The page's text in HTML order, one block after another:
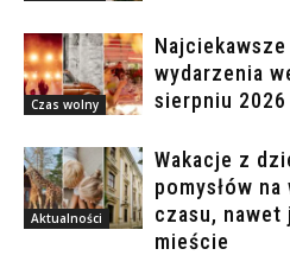
Czas wolny
wydarzenia
sierpniu 2026
Aktualności
Wakacje z
pomysłów
czasu,
mieście